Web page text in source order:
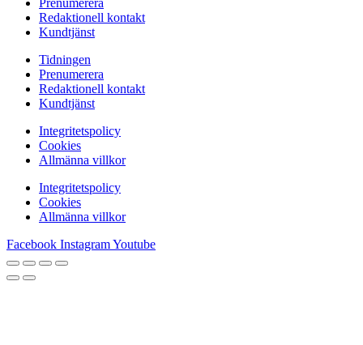
Redaktionell kontakt
Kundtjänst
Tidningen
Prenumerera
Redaktionell kontakt
Kundtjänst
Integritetspolicy
Cookies
Allmänna villkor
Integritetspolicy
Cookies
Allmänna villkor
Facebook InstagramYoutube